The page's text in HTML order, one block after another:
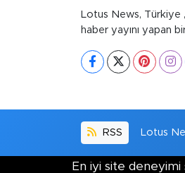
Lotus News, Türkiye
haber yayını yapan
RSS Lotus
En iyi site